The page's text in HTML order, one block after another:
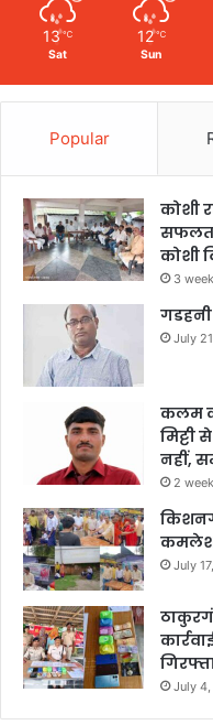
13 ℃
Sat
12 ℃
Sun
Popular
कोशी
कोशी
3
गडहनी
July
कलम
मिट्टी
नहीं,
2
कमलेश
July
July